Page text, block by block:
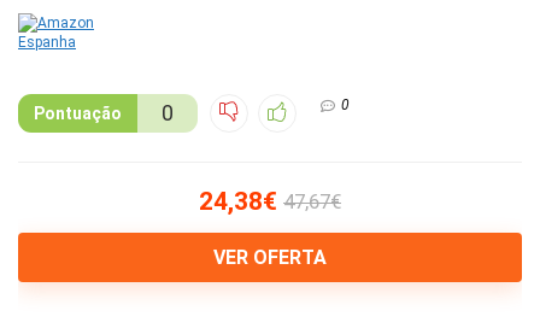
Pontuação 0 0
24,38€ 47,67€
VER OFERTA